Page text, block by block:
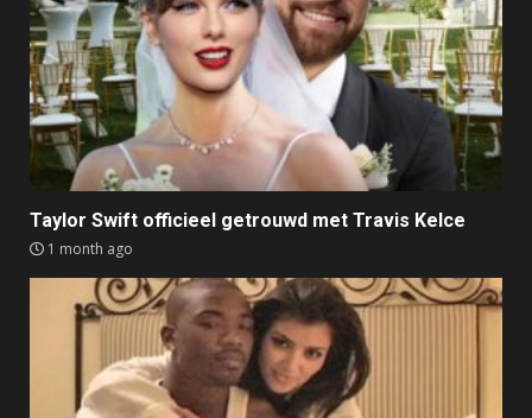
Taylor Swift officieel getrouwd met Travis Kelce
1 month ago